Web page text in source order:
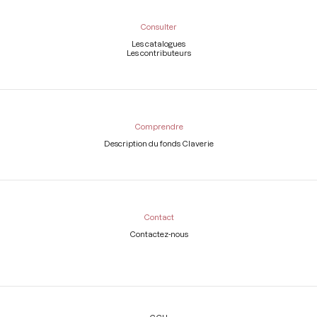
Consulter
Les catalogues
Les contributeurs
Comprendre
Description du fonds Claverie
Contact
Contactez-nous
Légal